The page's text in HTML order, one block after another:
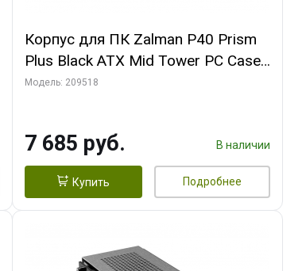
Корпус для ПК Zalman P40 Prism
Plus Black ATX Mid Tower PC Case,
120mm ARGB Fanx4
Модель: 209518
7 685 руб. В наличии
Купить Подробнее